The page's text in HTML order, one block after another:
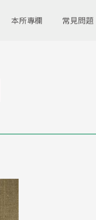
本所專欄 常見問題